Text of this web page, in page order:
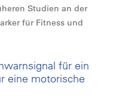
Studien an der
für Fitness und
für ein
eine motorische